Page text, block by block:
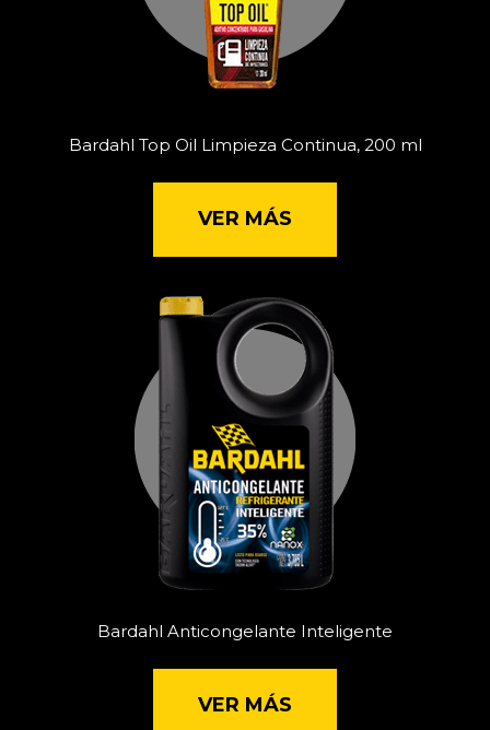
Bardahl Top Oil Limpieza Continua, 200 ml
VER MÁS
Bardahl Anticongelante Inteligente
VER MÁS